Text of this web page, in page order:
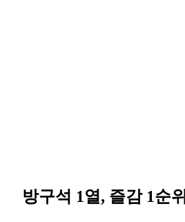
방구석 1열, 즐감 1순위